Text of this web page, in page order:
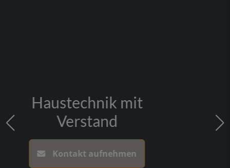
Badmodernisierung
Kontakt aufnehmen